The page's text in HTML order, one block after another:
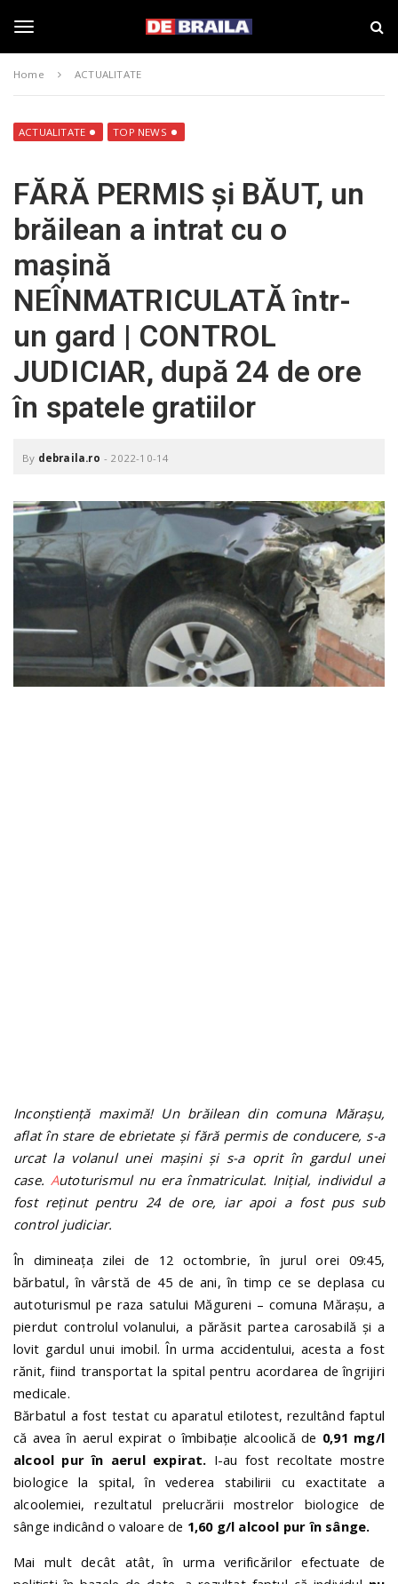
g
l
e
n
a
g
a
t
i
a
a
–
d
e
b
r
a
i
l
a
.
r
o
Home ACTUALITATE
ACTUALITATE TOP NEWS
FĂRĂ PERMIS și BĂUT, un
brăilean a intrat cu o
mașină
NEÎNMATRICULATĂ într-
un gard | CONTROL
JUDICIAR, după 24 de ore
în spatele gratiilor
By debraila.ro - 2022-10-14
Inconștiență maximă! Un brăilean din comuna Mărașu,
aflat în stare de ebrietate și fără permis de conducere, s-a
urcat la volanul unei mașini și s-a oprit în gardul unei
case. Autoturismul nu era înmatriculat. Inițial, individul a
fost reținut pentru 24 de ore, iar apoi a fost pus sub
control judiciar.
În dimineața zilei de 12 octombrie, în jurul orei 09:45,
bărbatul, în vârstă de 45 de ani, în timp ce se deplasa cu
autoturismul pe raza satului Măgureni – comuna Mărașu, a
pierdut controlul volanului, a părăsit partea carosabilă și a
lovit gardul unui imobil. În urma accidentului, acesta a fost
rănit, fiind transportat la spital pentru acordarea de îngrijiri
medicale.
Bărbatul a fost testat cu aparatul etilotest, rezultând faptul
că avea în aerul expirat o îmbibație alcoolică de 0,91 mg/l
alcool pur în aerul expirat. I-au fost recoltate mostre
biologice la spital, în vederea stabilirii cu exactitate a
alcoolemiei, rezultatul prelucrării mostrelor biologice de
sânge indicând o valoare de 1,60 g/l alcool pur în sânge.
Mai mult decât atât, în urma verificărilor efectuate de